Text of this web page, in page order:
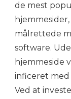
de mest
målrettede
software.
hjemmeside
inficeret
Ved at